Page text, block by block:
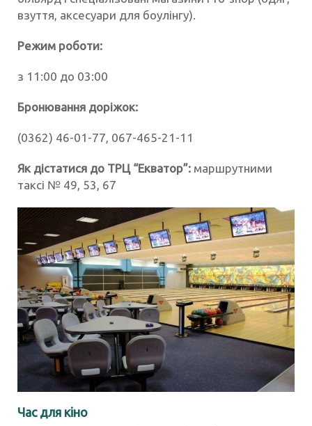
взуття, аксесуари для боулінгу).
Режим роботи:
з 11:00 до 03:00
Бронювання доріжок:
(0362) 46-01-77, 067-465-21-11
Як дістатися до ТРЦ “Екватор”: маршрутними
таксі № 49, 53, 67
Час для кіно